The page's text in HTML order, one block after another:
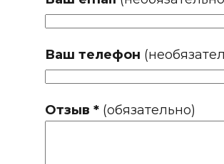
Ваш телефон
Отзыв * (обязательно)